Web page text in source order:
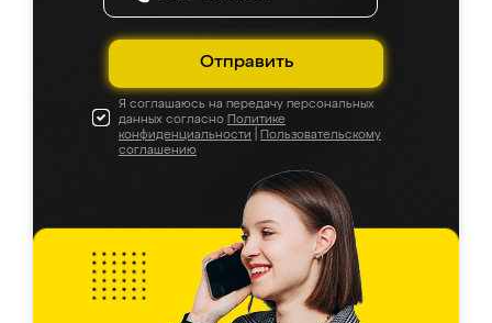
Отправить
Я соглашаюсь на передачу персональных
данных согласно Политике
конфиденциальности
Пользовательскому
соглашению